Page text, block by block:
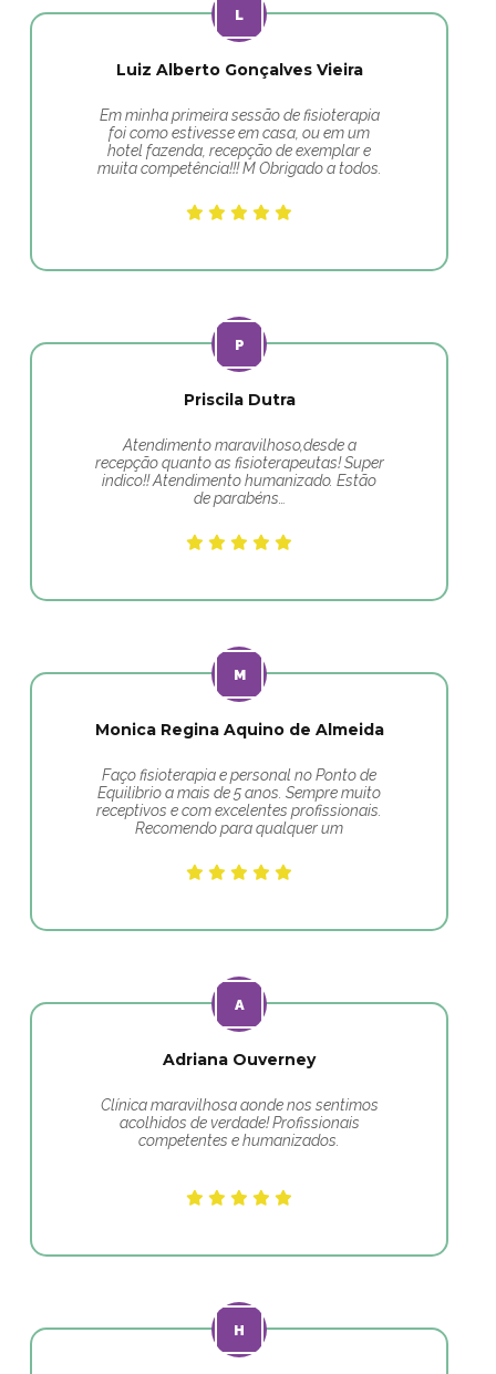
Luiz Alberto Gonçalves Vieira
Em minha primeira sessão de fisioterapia
foi como estivesse em casa, ou em um
hotel fazenda, recepção de exemplar e
muita competência!!! M Obrigado a todos.
Priscila Dutra
Atendimento maravilhoso,desde a
recepção quanto as fisioterapeutas! Super
indico!! Atendimento humanizado. Estão
de parabéns…
Monica Regina Aquino de Almeida
Faço fisioterapia e personal no Ponto de
Equilibrio a mais de 5 anos. Sempre muito
receptivos e com excelentes profissionais.
Recomendo para qualquer um
Adriana Ouverney
Clínica maravilhosa aonde nos sentimos
acolhidos de verdade! Profissionais
competentes e humanizados.